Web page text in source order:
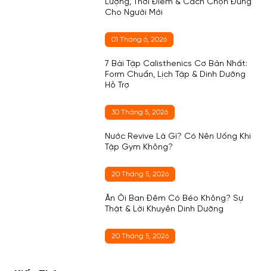
Lượng, Thời Điểm & Cách Chọn Đúng
Cho Người Mới
01 Tháng 6, 2026
7 Bài Tập Calisthenics Cơ Bản Nhất:
Form Chuẩn, Lịch Tập & Dinh Dưỡng
Hỗ Trợ
30 Tháng 5, 2026
Nước Revive Là Gì? Có Nên Uống Khi
Tập Gym Không?
20 Tháng 5, 2026
Ăn Ổi Ban Đêm Có Béo Không? Sự
Thật & Lời Khuyên Dinh Dưỡng
20 Tháng 5, 2026